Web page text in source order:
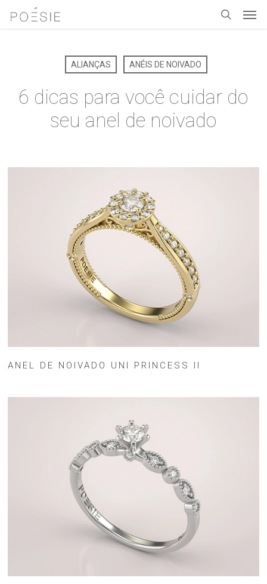
ALIANÇAS ANÉIS DE NOIVADO
6 dicas para você cuidar do
seu anel de noivado
ANEL DE NOIVADO UNI PRINCESS II